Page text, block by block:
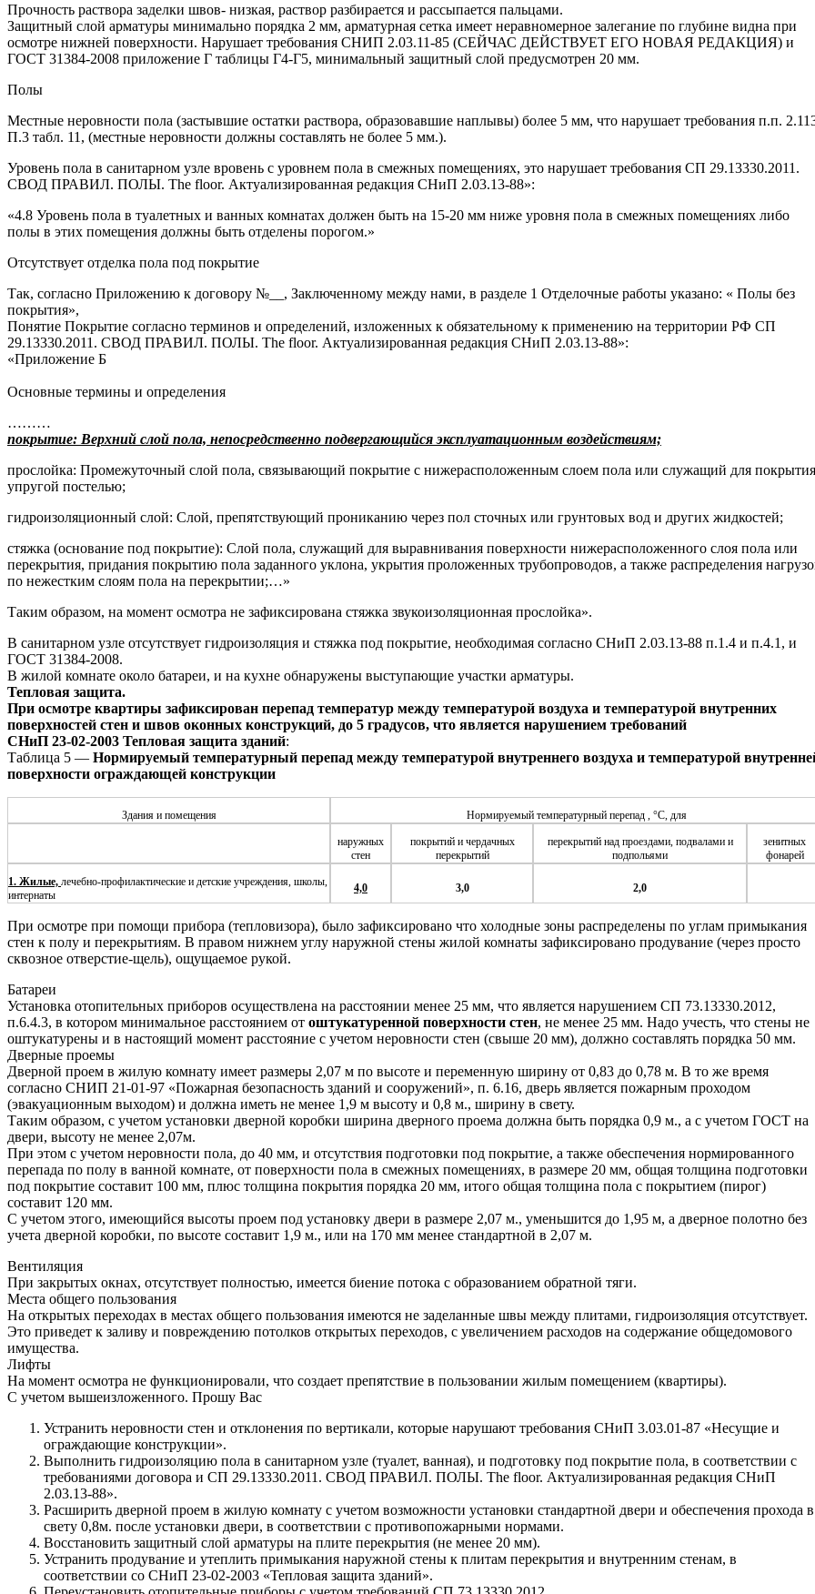
Прочность раствора заделки швов- низкая, раствор разбирается и рассыпается пальцами.
Защитный слой арматуры минимально порядка 2 мм, арматурная сетка имеет неравномерное залегание по глубине видна при
осмотре нижней поверхности. Нарушает требования СНИП 2.03.11-85 (СЕЙЧАС ДЕЙСТВУЕТ ЕГО НОВАЯ РЕДАКЦИЯ) и
ГОСТ 31384-2008 приложение Г таблицы Г4-Г5, минимальный защитный слой предусмотрен 20 мм.
Полы
Местные неровности пола (застывшие остатки раствора, образовавшие наплывы) более 5 мм, что нарушает требования п.п.
П.3 табл. 11, (местные неровности должны составлять не более 5 мм.).
Уровень пола в санитарном узле вровень с уровнем пола в смежных помещениях, это нарушает требования СП 29.13330.2011.
СВОД ПРАВИЛ. ПОЛЫ. The floor. Актуализированная редакция СНиП 2.03.13-88»:
«4.8 Уровень пола в туалетных и ванных комнатах должен быть на 15-20 мм ниже уровня пола в смежных помещениях либо
полы в этих помещения должны быть отделены порогом.»
Отсутствует отделка пола под покрытие
Так, согласно Приложению к договору №__, Заключенному между нами, в разделе 1 Отделочные работы указано: « Полы без
покрытия»,
Понятие Покрытие согласно терминов и определений, изложенных к обязательному к применению на территории РФ СП
29.13330.2011. СВОД ПРАВИЛ. ПОЛЫ. The floor. Актуализированная редакция СНиП 2.03.13-88»:
«Приложение Б
Основные термины и определения
………
покрытие: Верхний слой пола, непосредственно подвергающийся эксплуатационным воздействиям;
прослойка: Промежуточный слой пола, связывающий покрытие с нижерасположенным слоем пола или служащий для покрытия
упругой постелью;
гидроизоляционный слой: Слой, препятствующий прониканию через пол сточных или грунтовых вод и других жидкостей;
стяжка (основание под покрытие): Слой пола, служащий для выравнивания поверхности нижерасположенного слоя пола или
перекрытия, придания покрытию пола заданного уклона, укрытия проложенных трубопроводов, а также распределения
по нежестким слоям пола на перекрытии;…»
Таким образом, на момент осмотра не зафиксирована стяжка звукоизоляционная прослойка».
В санитарном узле отсутствует гидроизоляция и стяжка под покрытие, необходимая согласно СНиП 2.03.13-88 п.1.4 и п.4.1, и
ГОСТ 31384-2008.
В жилой комнате около батареи, и на кухне обнаружены выступающие участки арматуры.
Тепловая защита.
При осмотре квартиры зафиксирован перепад температур между температурой воздуха и температурой внутренних
поверхностей стен и швов оконных конструкций, до 5 градусов, что является нарушением требований
СНиП 23-02-2003 Тепловая защита зданий:
Таблица 5 — Нормируемый температурный перепад между температурой внутреннего воздуха и температурой
поверхности ограждающей конструкции
Здания и помещения Нормируемый температурный перепад , °С, для
наружных
стен
покрытий и чердачных
перекрытий
перекрытий над проездами, подвалами и
подпольями
зенитных
фонарей
1. Жилые, лечебно-профилактические и детские учреждения, школы,
интернаты
4,0 3,0 2,0
При осмотре при помощи прибора (тепловизора), было зафиксировано что холодные зоны распределены по углам примыкания
стен к полу и перекрытиям. В правом нижнем углу наружной стены жилой комнаты зафиксировано продувание (через просто
сквозное отверстие-щель), ощущаемое рукой.
Батареи
Установка отопительных приборов осуществлена на расстоянии менее 25 мм, что является нарушением СП 73.13330.2012,
п.6.4.3, в котором минимальное расстоянием от оштукатуренной поверхности стен, не менее 25 мм. Надо учесть, что стены не
оштукатурены и в настоящий момент расстояние с учетом неровности стен (свыше 20 мм), должно составлять порядка 50 мм.
Дверные проемы
Дверной проем в жилую комнату имеет размеры 2,07 м по высоте и переменную ширину от 0,83 до 0,78 м. В то же время
согласно СНИП 21-01-97 «Пожарная безопасность зданий и сооружений», п. 6.16, дверь является пожарным проходом
(эвакуационным выходом) и должна иметь не менее 1,9 м высоту и 0,8 м., ширину в свету.
Таким образом, с учетом установки дверной коробки ширина дверного проема должна быть порядка 0,9 м., а с учетом ГОСТ на
двери, высоту не менее 2,07м.
При этом с учетом неровности пола, до 40 мм, и отсутствия подготовки под покрытие, а также обеспечения нормированного
перепада по полу в ванной комнате, от поверхности пола в смежных помещениях, в размере 20 мм, общая толщина подготовки
под покрытие составит 100 мм, плюс толщина покрытия порядка 20 мм, итого общая толщина пола с покрытием (пирог)
составит 120 мм.
С учетом этого, имеющийся высоты проем под установку двери в размере 2,07 м., уменьшится до 1,95 м, а дверное полотно без
учета дверной коробки, по высоте составит 1,9 м., или на 170 мм менее стандартной в 2,07 м.
Вентиляция
При закрытых окнах, отсутствует полностью, имеется биение потока с образованием обратной тяги.
Места общего пользования
На открытых переходах в местах общего пользования имеются не заделанные швы между плитами, гидроизоляция отсутствует.
Это приведет к заливу и повреждению потолков открытых переходов, с увеличением расходов на содержание общедомового
имущества.
Лифты
На момент осмотра не функционировали, что создает препятствие в пользовании жилым помещением (квартиры).
С учетом вышеизложенного. Прошу Вас
Устранить неровности стен и отклонения по вертикали, которые нарушают требования СНиП 3.03.01-87 «Несущие и
ограждающие конструкции».
Выполнить гидроизоляцию пола в санитарном узле (туалет, ванная), и подготовку под покрытие пола, в соответствии с
требованиями договора и СП 29.13330.2011. СВОД ПРАВИЛ. ПОЛЫ. The floor. Актуализированная редакция СНиП
2.03.13-88».
Расширить дверной проем в жилую комнату с учетом возможности установки стандартной двери и обеспечения прохода в
свету 0,8м. после установки двери, в соответствии с противопожарными нормами.
Восстановить защитный слой арматуры на плите перекрытия (не менее 20 мм).
Устранить продувание и утеплить примыкания наружной стены к плитам перекрытия и внутренним стенам, в
соответствии со СНиП 23-02-2003 «Тепловая защита зданий».